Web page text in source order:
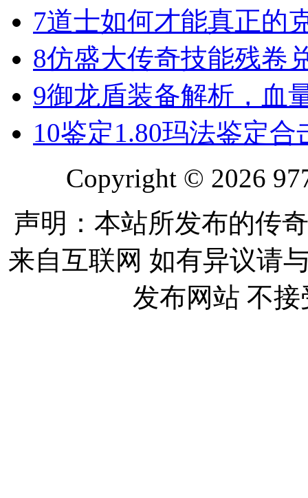
7道士如何才能真正的
8仿盛大传奇技能残卷
9御龙盾装备解析，血
10鉴定1.80玛法鉴定
Copyright © 2026
声明：本站所发布的传
来自互联网 如有异议请
发布网站 不